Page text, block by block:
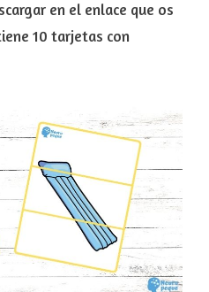
en el enlace que os
10 tarjetas con